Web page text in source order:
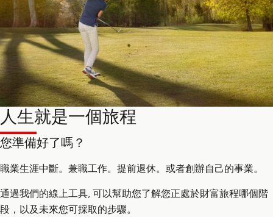
人生就是一個旅程
您準備好了嗎？
職業生涯中斷。兼職工作。提前退休。或者創辦自己的事業。
通過我們的線上工具, 可以幫助您了解您正處於財富旅程哪個階
段，以及未來您可採取的步驟。